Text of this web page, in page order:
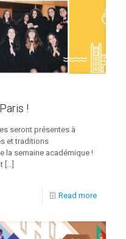
!
seront présentes à
et traditions
la semaine académique !
[…]
Read more